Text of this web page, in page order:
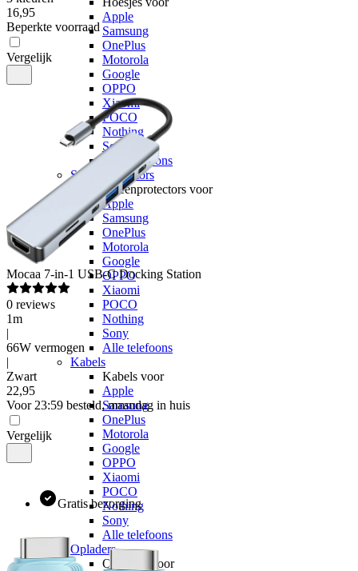
Apple
Samsung
OnePlus
Motorola
Google
OPPO
Xiaomi
POCO
Nothing
Sony
Alle telefoons
Screenprotectors
Screenprotectors voor
Apple
Samsung
OnePlus
Motorola
Google
OPPO
Xiaomi
POCO
Nothing
Sony
Alle telefoons
Kabels
Kabels voor
Apple
Samsung
OnePlus
Motorola
Google
OPPO
Xiaomi
POCO
Nothing
Sony
Alle telefoons
Opladers
Opladers voor
16,95
Beperkte voorraad
Vergelijk
Mocaa 7-in-1 USB-C Docking Station
0 reviews
1m
|
66W vermogen
|
Zwart
22,95
Voor 23:59 besteld, maandag in huis
Vergelijk
Gratis bezorging